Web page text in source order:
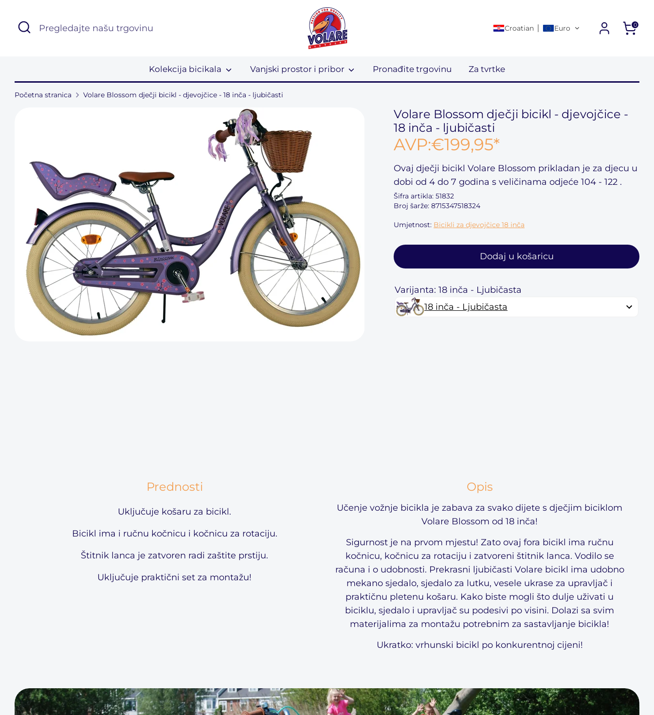
sadržaj
Tražiti
Pregledajte
našu
Croatian Euro 0
Kolekcija bicikala Vanjski prostor i pribor Pronađite trgovinu Za tvrtke
Početna stranica Volare Blossom dječji bicikl - djevojčice - 18 inča - ljubičasti
Volare Blossom dječji bicikl - djevojčice -
18 inča - ljubičasti
AVP:€199,95*
Ovajdječji bicikl Volare Blossom prikladan je za djecu u
dobiod 4 do 7 godina s veličinama odjeće104 - 122 .
Šifra artikla:51832
Broj šarže: 8715347518324
Umjetnost: Bicikli za djevojčice 18 inča
Dodaj u košaricu
Varijanta: 18 inča - Ljubičasta
18 inča - Ljubičasta
Prednosti
Uključuje košaru za bicikl.
Bicikl ima i ručnu kočnicu i kočnicu za rotaciju.
Štitnik lanca je zatvoren radi zaštite prstiju.
Uključuje praktični set za montažu!
Opis
Učenje vožnje bicikla je zabava za svako dijete s dječjim biciklom
Volare Blossom od 18 inča!
Sigurnost je na prvom mjestu! Zato ovaj fora bicikl ima ručnu
kočnicu, kočnicu za rotaciju i zatvoreni štitnik lanca. Vodilo se
računa i o udobnosti. Prekrasni ljubičasti Volare bicikl ima udobno
mekano sjedalo, sjedalo za lutku, vesele ukrase za upravljač i
praktičnu pletenu košaru. Kako biste mogli što dulje uživati ​​u
biciklu, sjedalo i upravljač su podesivi po visini. Dolazi sa svim
materijalima za montažu potrebnim za sastavljanje bicikla!
Ukratko: vrhunski bicikl po konkurentnoj cijeni!
. Please select your
Dutch
Currency